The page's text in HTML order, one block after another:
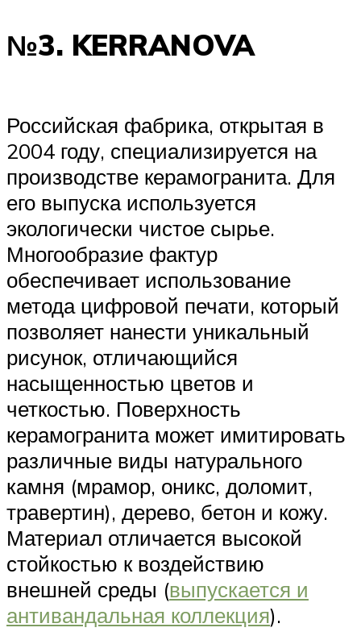
№3. KERRANOVA
Российская фабрика, открытая в
2004 году, специализируется на
производстве керамогранита. Для
его выпуска используется
экологически чистое сырье.
Многообразие фактур
обеспечивает использование
метода цифровой печати, который
позволяет нанести уникальный
рисунок, отличающийся
насыщенностью цветов и
четкостью. Поверхность
керамогранита может имитировать
различные виды натурального
камня (мрамор, оникс, доломит,
травертин), дерево, бетон и кожу.
Материал отличается высокой
стойкостью к воздействию
внешней среды (выпускается и
антивандальная коллекция).